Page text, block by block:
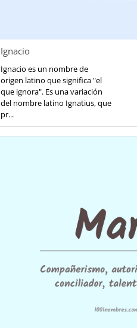
Ignacio
Ignacio es un nombre de
origen latino que significa "el
que ignora". Es una variación
del nombre latino Ignatius, que
pr...